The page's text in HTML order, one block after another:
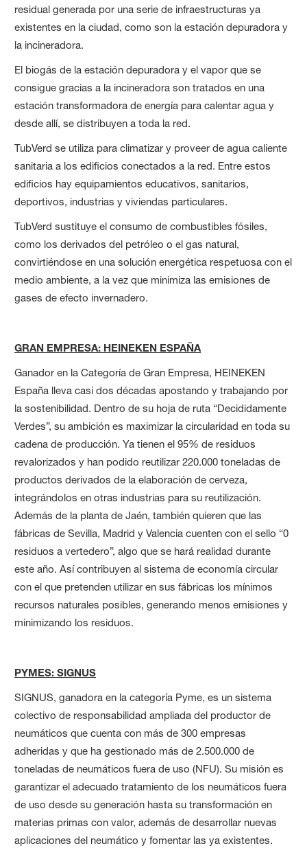
residual generada por una serie de infraestructuras ya
existentes en la ciudad, como son la estación depuradora y
la incineradora.
El biogás de la estación depuradora y el vapor que se
consigue gracias a la incineradora son tratados en una
estación transformadora de energía para calentar agua y
desde allí, se distribuyen a toda la red.
TubVerd se utiliza para climatizar y proveer de agua caliente
sanitaria a los edificios conectados a la red. Entre estos
edificios hay equipamientos educativos, sanitarios,
deportivos, industrias y viviendas particulares.
TubVerd sustituye el consumo de combustibles fósiles,
como los derivados del petróleo o el gas natural,
convirtiéndose en una solución energética respetuosa con el
medio ambiente, a la vez que minimiza las emisiones de
gases de efecto invernadero.
GRAN EMPRESA: HEINEKEN ESPAÑA
Ganador en la Categoría de Gran Empresa, HEINEKEN
España lleva casi dos décadas apostando y trabajando por
la sostenibilidad. Dentro de su hoja de ruta “Decididamente
Verdes”, su ambición es maximizar la circularidad en toda su
cadena de producción. Ya tienen el 95% de residuos
revalorizados y han podido reutilizar 220.000 toneladas de
productos derivados de la elaboración de cerveza,
integrándolos en otras industrias para su reutilización.
Además de la planta de Jaén, también quieren que las
fábricas de Sevilla, Madrid y Valencia cuenten con el sello “0
residuos a vertedero”, algo que se hará realidad durante
este año. Así contribuyen al sistema de economía circular
con el que pretenden utilizar en sus fábricas los mínimos
recursos naturales posibles, generando menos emisiones y
minimizando los residuos.
PYMES: SIGNUS
SIGNUS, ganadora en la categoría Pyme, es un sistema
colectivo de responsabilidad ampliada del productor de
neumáticos que cuenta con más de 300 empresas
adheridas y que ha gestionado más de 2.500.000 de
toneladas de neumáticos fuera de uso (NFU). Su misión es
garantizar el adecuado tratamiento de los neumáticos fuera
de uso desde su generación hasta su transformación en
materias primas con valor, además de desarrollar nuevas
aplicaciones del neumático y fomentar las ya existentes.